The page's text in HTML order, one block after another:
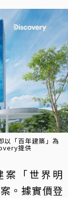
以「百年建築」為
提供
案「世界明
。據實價登